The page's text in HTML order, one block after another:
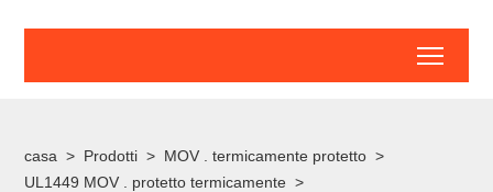
casa > Prodotti > MOV . termicamente protetto >
UL1449 MOV . protetto termicamente >